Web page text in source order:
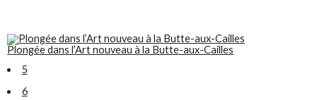
Plongée dans l’Art nouveau à la Butte-aux-Cailles
5
6